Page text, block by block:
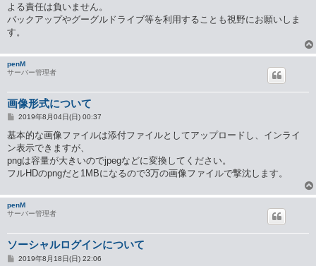
よる責任は負いません。
バックアップやグーグルドライブ等を利用することも視野にお願いしま
す。
penM
サーバー管理者
画像形式について
投
記
事
2019年8月04日(日) 00:37
基本的な画像ファイルは添付ファイルとしてアップロードし、インライ
ン表示できますが、
pngは容量が大きいのでjpegなどに変換してください。
フルHDのpngだと1MBになるので3万の画像ファイルで撃沈します。
penM
サーバー管理者
ソーシャルログインについて
投
2019年8月18日(日) 22:06